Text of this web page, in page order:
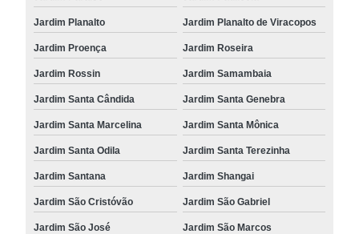
Jardim Planalto Jardim Planalto de Viracopos
Jardim Proença Jardim Roseira
Jardim Rossin Jardim Samambaia
Jardim Santa Cândida Jardim Santa Genebra
Jardim Santa Marcelina Jardim Santa Mônica
Jardim Santa Odila Jardim Santa Terezinha
Jardim Santana Jardim Shangai
Jardim São Cristóvão Jardim São Gabriel
Jardim São José Jardim São Marcos